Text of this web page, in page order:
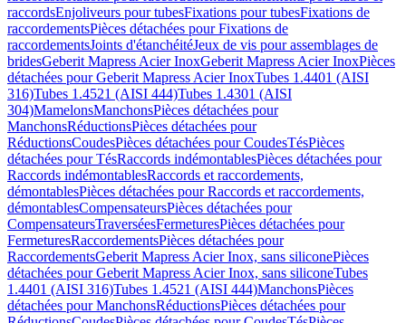
raccordsEnjoliveurs pour tubesFixations pour tubesFixations de
raccordementsPièces détachées pour Fixations de
raccordementsJoints d'étanchéitéJeux de vis pour assemblages de
bridesGeberit Mapress Acier InoxGeberit Mapress Acier InoxPièces
détachées pour Geberit Mapress Acier InoxTubes 1.4401 (AISI
316)Tubes 1.4521 (AISI 444)Tubes 1.4301 (AISI
304)MamelonsManchonsPièces détachées pour
ManchonsRéductionsPièces détachées pour
RéductionsCoudesPièces détachées pour CoudesTésPièces
détachées pour TésRaccords indémontablesPièces détachées pour
Raccords indémontablesRaccords et raccordements,
démontablesPièces détachées pour Raccords et raccordements,
démontablesCompensateursPièces détachées pour
CompensateursTraverséesFermeturesPièces détachées pour
FermeturesRaccordementsPièces détachées pour
RaccordementsGeberit Mapress Acier Inox, sans siliconePièces
détachées pour Geberit Mapress Acier Inox, sans siliconeTubes
1.4401 (AISI 316)Tubes 1.4521 (AISI 444)ManchonsPièces
détachées pour ManchonsRéductionsPièces détachées pour